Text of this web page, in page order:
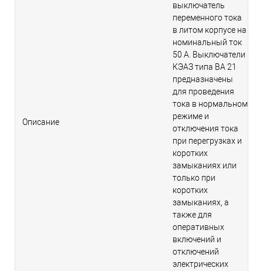
Описание
выключатель
переменного тока
в литом корпусе на
номинальный ток
50 А. Выключатели
КЭАЗ типа ВА 21
предназначены
для проведения
тока в нормальном
режиме и
отключения тока
при перегрузках и
коротких
замыканиях или
только при
коротких
замыканиях, а
также для
оперативных
включений и
отключений
электрических